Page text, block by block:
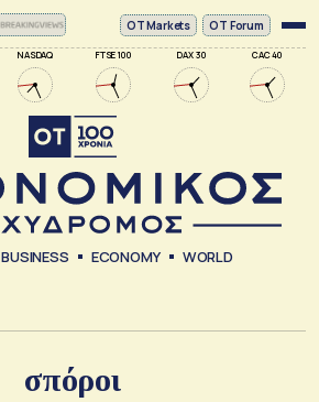
NASDAQ FTSE 100 DAX 30 CAC 40
ΟΤ Markets OT Forum
BUSINESS ECONOMY WORLD
σπόροι